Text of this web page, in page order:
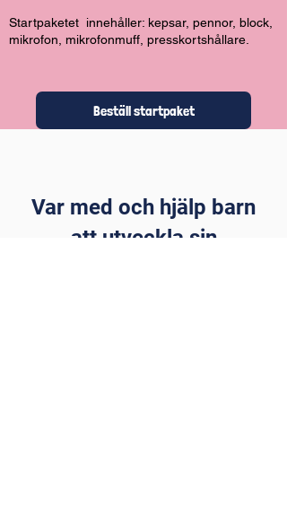
Startpaketet innehåller: kepsar, pennor, block,
mikrofon, mikrofonmuff, presskortshållare.
Beställ startpaket
Var med och hjälp barn
att utveckla sin